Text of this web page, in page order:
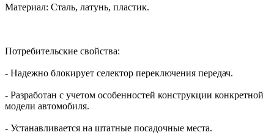
Материал: Сталь, латунь, пластик.
Потребительские свойства:
- Надежно блокирует селектор переключения передач.
- Разработан с учетом особенностей конструкции конкретной
модели автомобиля.
- Устанавливается на штатные посадочные места.